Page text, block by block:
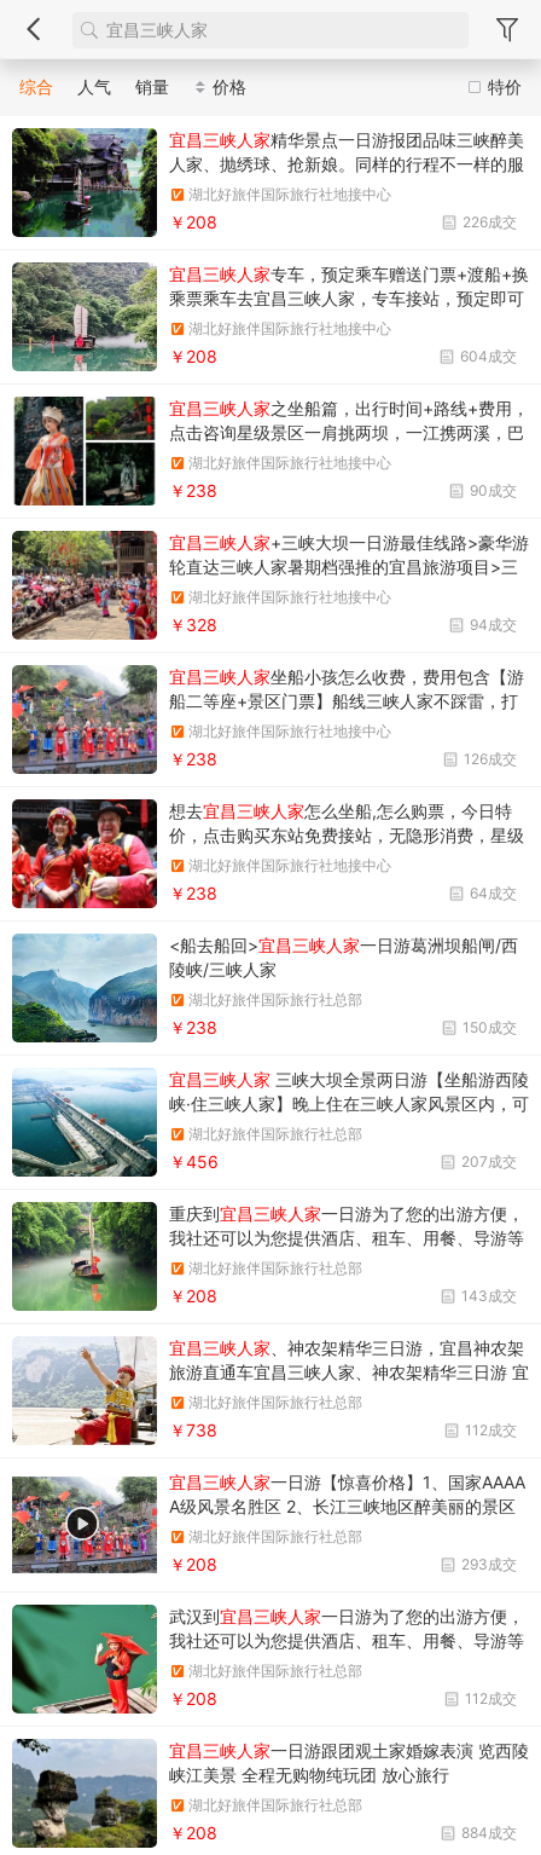
特价
综合 人气 销量 价格
宜昌三峡人家精华景点一日游报团品味三峡醉美
人家、抛绣球、抢新娘。同样的行程不一样的服
务理念！纯玩无购物！
湖北好旅伴国际旅行社地接中心
226成交
￥208
宜昌三峡人家专车，预定乘车赠送门票+渡船+换
乘票乘车去宜昌三峡人家，专车接站，预定即可
超值享受门票+渡船+换乘+司陪导游+保险全套
服务
湖北好旅伴国际旅行社地接中心
604成交
￥208
宜昌三峡人家之坐船篇，出行时间+路线+费用，
点击咨询星级景区一肩挑两坝，一江携两溪，巴
风楚韵，风情如画，原生态场景体验峡江风土人
情
湖北好旅伴国际旅行社地接中心
90成交
￥238
宜昌三峡人家+三峡大坝一日游最佳线路>豪华游
轮直达三峡人家暑期档强推的宜昌旅游项目>三
峡人家>三峡大坝>葛洲坝>西陵峡
湖北好旅伴国际旅行社地接中心
94成交
￥328
宜昌三峡人家坐船小孩怎么收费，费用包含【游
船二等座+景区门票】船线三峡人家不踩雷，打
卡西陵峡，远观葛洲坝
湖北好旅伴国际旅行社地接中心
126成交
￥238
想去宜昌三峡人家怎么坐船,怎么购票，今日特
价，点击购买东站免费接站，无隐形消费，星级
景区，天然氧吧
湖北好旅伴国际旅行社地接中心
64成交
￥238
<船去船回>宜昌三峡人家一日游葛洲坝船闸/西
陵峡/三峡人家
湖北好旅伴国际旅行社总部
150成交
￥238
宜昌三峡人家 三峡大坝全景两日游【坐船游西陵
峡·住三峡人家】晚上住在三峡人家风景区内，可
以更加全面的享受峡江风情的美丽！
湖北好旅伴国际旅行社总部
207成交
￥456
重庆到宜昌三峡人家一日游为了您的出游方便，
我社还可以为您提供酒店、租车、用餐、导游等
延伸服务，详见费用说明栏目！ 宜昌到三峡人家
一日游精彩体验：带您走进三峡人家--长江三峡
醉美丽的地方，感受峡江风情.
湖北好旅伴国际旅行社总部
143成交
￥208
宜昌三峡人家 、神农架精华三日游，宜昌神农架
旅游直通车宜昌三峡人家、神农架精华三日游 宜
昌旅游直通车
湖北好旅伴国际旅行社总部
112成交
￥738
宜昌三峡人家一日游【惊喜价格】1、国家AAAA
A级风景名胜区 2、长江三峡地区醉美丽的景区
3、国家地质公园 4、新三峡十景 5、湖北省十
佳景区 6、大型梦幻之旅——三峡人家
湖北好旅伴国际旅行社总部
293成交
￥208
武汉到宜昌三峡人家一日游为了您的出游方便，
我社还可以为您提供酒店、租车、用餐、导游等
延伸服务，详见费用说明栏目！ 宜昌到三峡人家
一日游精彩体验：带您走进三峡人家--长江三峡
醉美丽的地方，感受峡江风情.三峡人家被誉为”
湖北好旅伴国际旅行社总部
112成交
￥208
宜昌三峡人家一日游跟团观土家婚嫁表演 览西陵
峡江美景 全程无购物纯玩团 放心旅行
湖北好旅伴国际旅行社总部
884成交
￥208